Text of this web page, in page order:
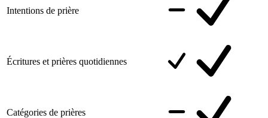
Intentions de prière
Écritures et prières quotidiennes
Catégories de prières